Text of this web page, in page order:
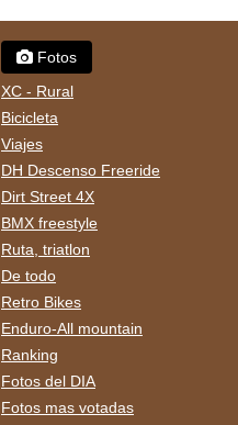
Fotos
XC - Rural
Bicicleta
Viajes
DH Descenso Freeride
Dirt Street 4X
BMX freestyle
Ruta, triatlon
De todo
Retro Bikes
Enduro-All mountain
Ranking
Fotos del DIA
Fotos mas votadas